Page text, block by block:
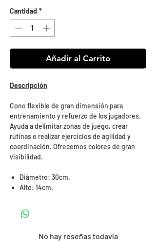
Cantidad *
Añadir al Carrito
Descripción
Cono flexible de gran dimensión para
entrenamiento y refuerzo de los jugadores.
Ayuda a delimitar zonas de juego, crear
rutinas o realizar ejercicios de agilidad y
coordinación. Ofrecemos colores de gran
visibilidad.
Diámetro: 30cm.
Alto: 14cm.
No hay reseñas todavía